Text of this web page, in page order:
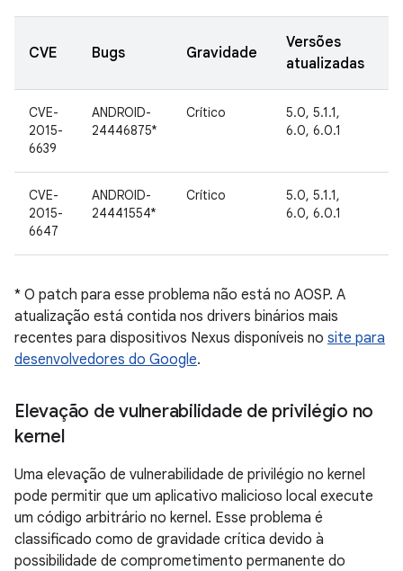
CVE Bugs Gravidade
Versões
atualizadas
CVE-
2015-
6639
ANDROID-
24446875*
Crítico
5.0, 5.1.1,
6.0, 6.0.1
CVE-
2015-
6647
ANDROID-
24441554*
Crítico
5.0, 5.1.1,
6.0, 6.0.1
* O patch para esse problema não está no AOSP. A
atualização está contida nos drivers binários mais
recentes para dispositivos Nexus disponíveis no site para
desenvolvedores do Google.
Elevação de vulnerabilidade de privilégio no
kernel
Uma elevação de vulnerabilidade de privilégio no kernel
pode permitir que um aplicativo malicioso local execute
um código arbitrário no kernel. Esse problema é
classificado como de gravidade crítica devido à
possibilidade de comprometimento permanente do